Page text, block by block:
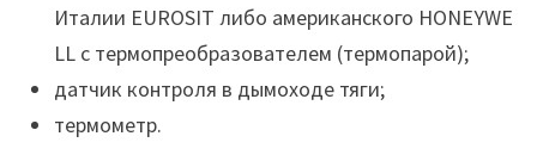
Италии EUROSIT либо американского HONEYWE
LL с термопреобразователем (термопарой);
датчик контроля в дымоходе тяги;
термометр.